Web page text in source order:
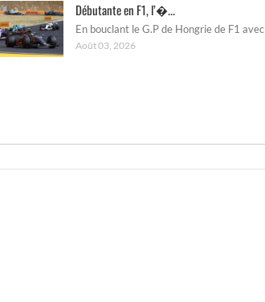
Débutante en F1, l’�...
En bouclant le G.P de Hongrie de F1 avec
Août 03, 2026